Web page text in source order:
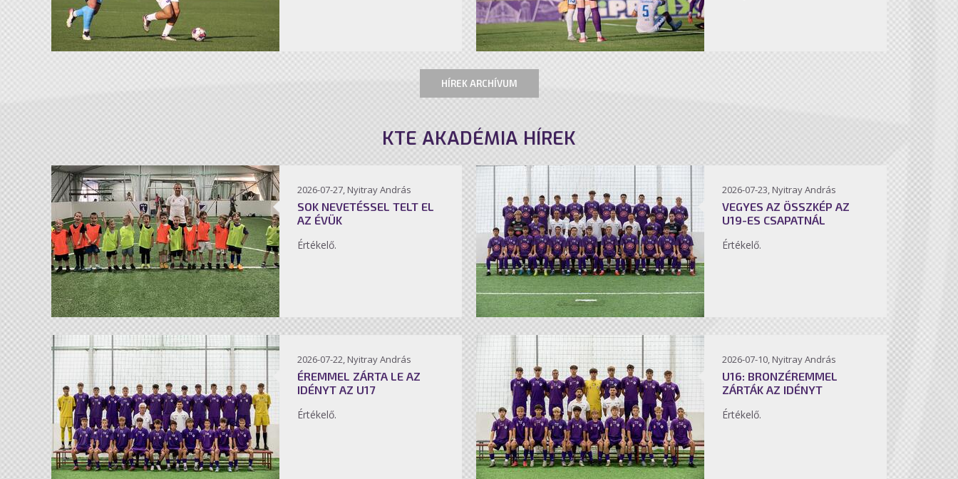
HÍREK ARCHÍVUM
KTE AKADÉMIA HÍREK
2026-07-27, Nyitray András
SOK NEVETÉSSEL TELT EL
AZ ÉVÜK
Értékelő.
2026-07-23, Nyitray András
VEGYES AZ ÖSSZKÉP AZ
U19-ES CSAPATNÁL
Értékelő.
2026-07-22, Nyitray András
ÉREMMEL ZÁRTA LE AZ
IDÉNYT AZ U17
Értékelő.
2026-07-10, Nyitray András
U16: BRONZÉREMMEL
ZÁRTÁK AZ IDÉNYT
Értékelő.